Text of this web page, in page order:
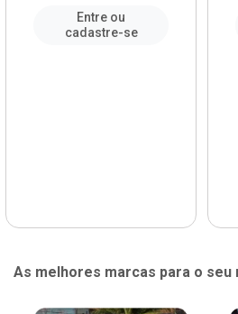
Entre ou
cadastre-se
As melhores marcas para o seu